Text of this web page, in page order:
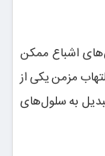
اشباع ممکن
مزمن یکی از
به سلول‌های